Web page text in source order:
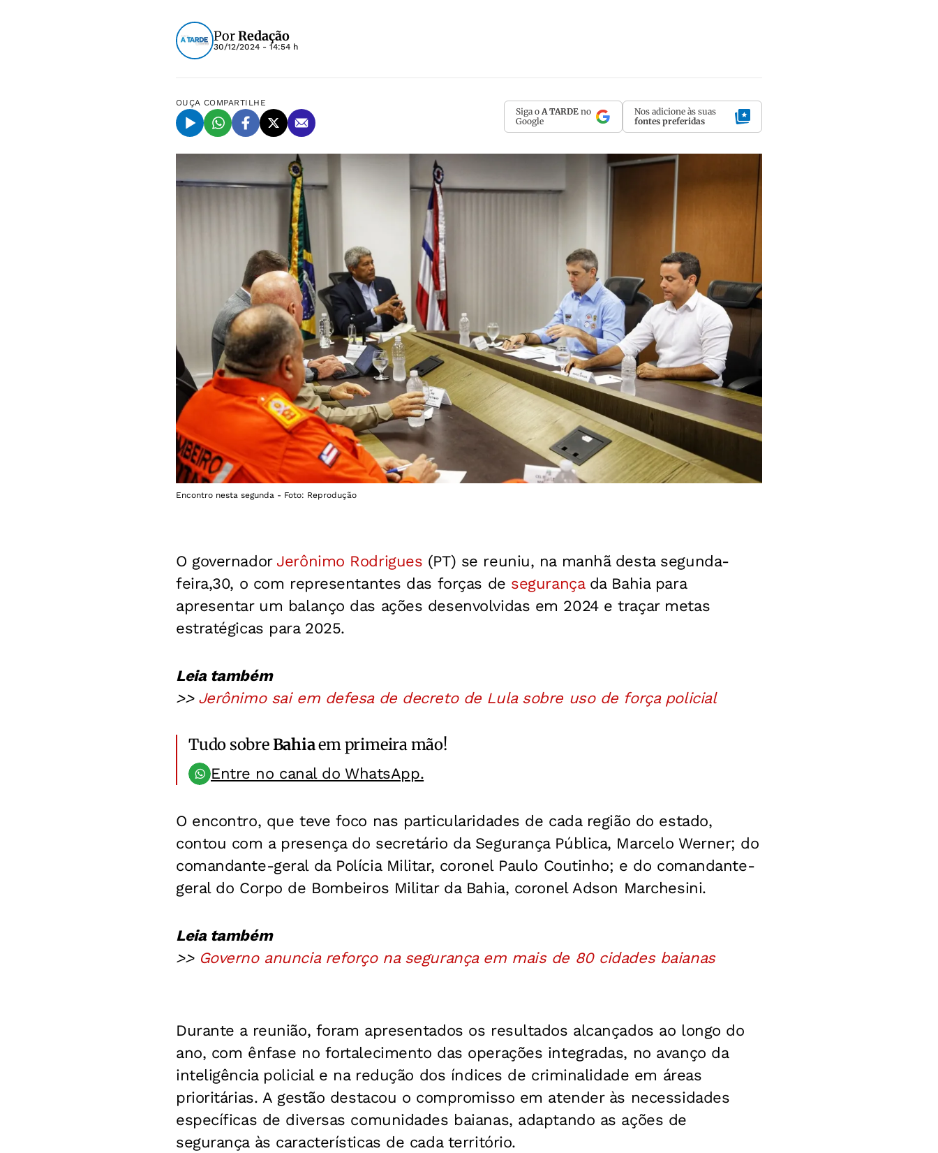
PorRedação
30/12/2024 - 14:54 h
OUÇA COMPARTILHE
Siga o A TARDE no
Google
Nos adicione às suas
fontes preferidas
Encontro nesta segunda - Foto: Reprodução
O governadorJerônimo Rodrigues (PT) se reuniu, na manhã desta segunda-
feira,30, o com representantes das forças de segurança da Bahia para
apresentar um balanço das ações desenvolvidas em 2024 e traçar metas
estratégicas para 2025.
Leia também
>>Jerônimo sai em defesa de decreto de Lula sobre uso de força policial
Tudo sobreBahiaem primeira mão!
Entre no canal do WhatsApp.
O encontro, que teve foco nas particularidades de cada região do estado,
contou com a presença do secretário da Segurança Pública, Marcelo Werner; do
comandante-geral da Polícia Militar, coronel Paulo Coutinho; e do comandante-
geral do Corpo de Bombeiros Militar da Bahia, coronel Adson Marchesini.
Leia também
>> Governo anuncia reforço na segurança em mais de 80 cidades baianas
Durante a reunião, foram apresentados os resultados alcançados ao longo do
ano, com ênfase no fortalecimento das operações integradas, no avanço da
inteligência policial e na redução dos índices de criminalidade em áreas
prioritárias. A gestão destacou o compromisso em atender às necessidades
específicas de diversas comunidades baianas, adaptando as ações de
segurança às características de cada território.